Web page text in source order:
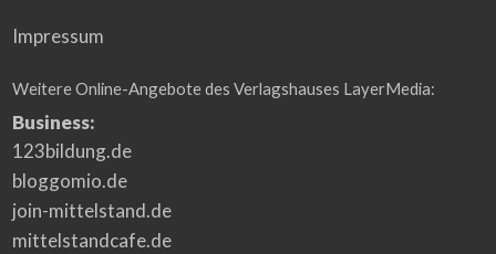
Impressum
Weitere Online-Angebote des Verlagshauses LayerMedia:
Business:
123bildung.de
bloggomio.de
join-mittelstand.de
mittelstandcafe.de